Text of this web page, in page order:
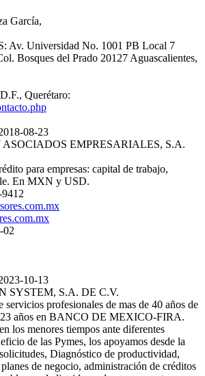
García,
Av. Universidad No. 1001 PB Local 7
Bosques del Prado 20127 Aguascalientes,
Querétaro:
08-23
EMPRESARIALES, S.A.
para empresas: capital de trabajo,
En MXN y USD.
02
10-13
SYSTEM, S.A. DE C.V.
servicios profesionales de mas de 40 años de
años en BANCO DE MEXICO‐FIRA.
los menores tiempos ante diferentes
de las Pymes, los apoyamos desde la
Diagnóstico de productividad,
de negocio, administración de créditos